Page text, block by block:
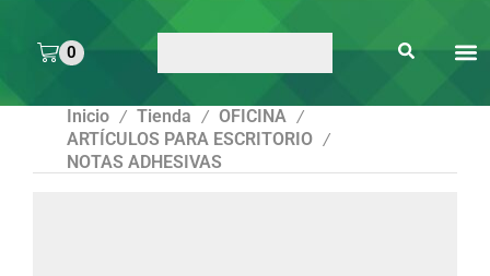
0
Inicio / Tienda / OFICINA /
ARTÍCULOS PARA ESCRITORIO /
NOTAS ADHESIVAS